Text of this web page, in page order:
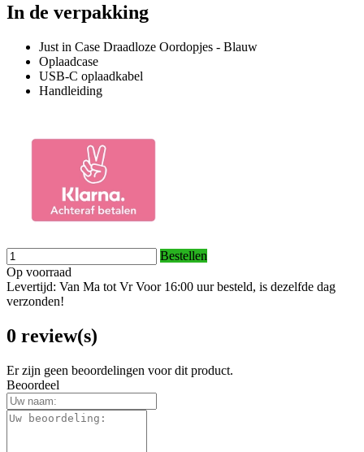
In de verpakking
Just in Case Draadloze Oordopjes - Blauw
Oplaadcase
USB-C oplaadkabel
Handleiding
Bestellen
Op voorraad
Levertijd: Van Ma tot Vr Voor 16:00 uur besteld, is dezelfde dag
verzonden!
0 review(s)
Er zijn geen beoordelingen voor dit product.
Beoordeel